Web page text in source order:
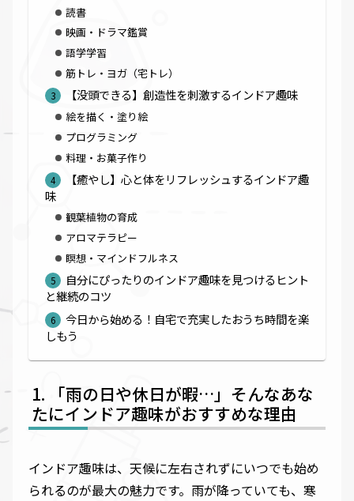
読書
映画・ドラマ鑑賞
語学学習
筋トレ・ヨガ（宅トレ）
【没頭できる】創造性を刺激するインドア趣味
絵を描く・塗り絵
プログラミング
料理・お菓子作り
【癒やし】心と体をリフレッシュするインドア趣
味
観葉植物の育成
アロマテラピー
瞑想・マインドフルネス
自分にぴったりのインドア趣味を見つけるヒント
と継続のコツ
今日から始める！自宅で充実したおうち時間を楽
しもう
「雨の日や休日が暇…」そんなあな
たにインドア趣味がおすすめな理由
インドア趣味は、天候に左右されずにいつでも始め
られるのが最大の魅力です。雨が降っていても、寒